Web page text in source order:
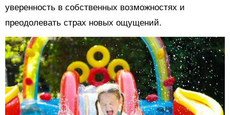
уверенность в собственных возможностях и
преодолевать страх новых ощущений.